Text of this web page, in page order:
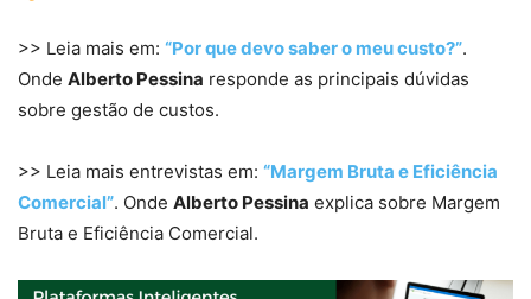
>> Leia mais em: “Por que devo saber o meu custo?”.
Onde Alberto Pessina responde as principais dúvidas
sobre gestão de custos.
>> Leia mais entrevistas em: “Margem Bruta e Eficiência
Comercial”. Onde Alberto Pessina explica sobre Margem
Bruta e Eficiência Comercial.